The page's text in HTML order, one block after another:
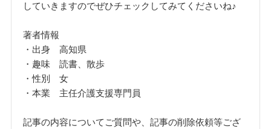
していきますのでぜひチェックしてみてくださいね♪
著者情報
・出身 高知県
・趣味 読書、散歩
・性別 女
・本業 主任介護支援専門員
記事の内容についてご質問や、記事の削除依頼等ござ